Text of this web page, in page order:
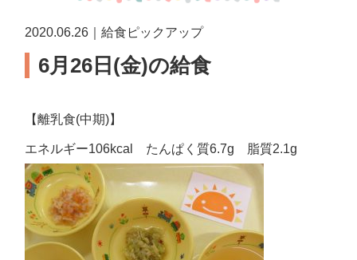
2020.06.26｜給食ピックアップ
6月26日(金)の給食
【離乳食(中期)】
エネルギー106kcal たんぱく質6.7g 脂質2.1g